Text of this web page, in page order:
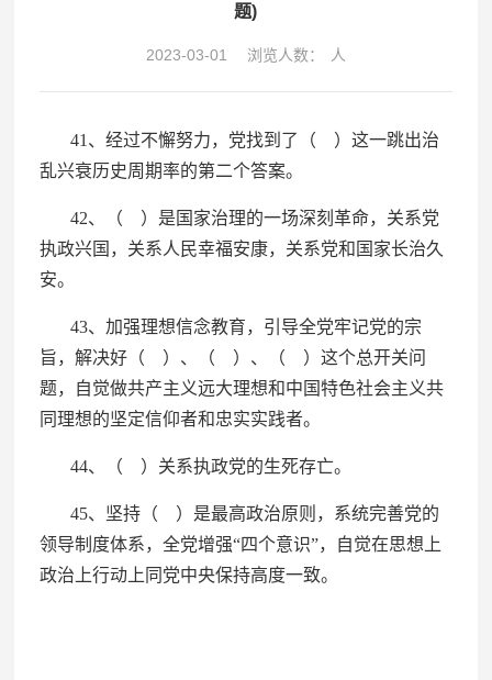
题)
2023-03-01 浏览人数： 人
41、经过不懈努力，党找到了（ ）这一跳出治
乱兴衰历史周期率的第二个答案。
42、（ ）是国家治理的一场深刻革命，关系党
执政兴国，关系人民幸福安康，关系党和国家长治久
安。
43、加强理想信念教育，引导全党牢记党的宗
旨，解决好（ ）、（ ）、（ ）这个总开关问
题，自觉做共产主义远大理想和中国特色社会主义共
同理想的坚定信仰者和忠实实践者。
44、（ ）关系执政党的生死存亡。
45、坚持（ ）是最高政治原则，系统完善党的
领导制度体系，全党增强“四个意识”，自觉在思想上
政治上行动上同党中央保持高度一致。